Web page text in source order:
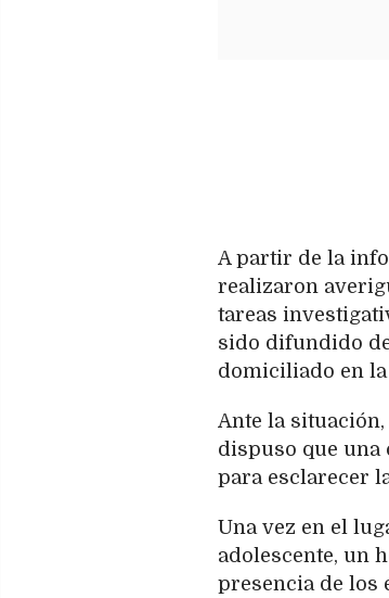
A partir de la
realizaron
tareas
sido difundido
domiciliado en
Ante la
dispuso que
para esclarecer
Una vez en el
adolescente, un
presencia de los